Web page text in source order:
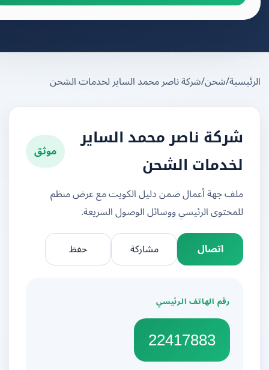
/شحن/شركة ناصر محمد الساير لخدمات الشحن
شركة ناصر محمد الساير
لخدمات الشحن
موثق
ملف جهة أعمال ضمن دليل الكويت مع عرض منظم
للمحتوى الرئيسي ووسائل الوصول السريعة.
اتصال
مشاركة
رقم الهاتف الرئيسي
22417883